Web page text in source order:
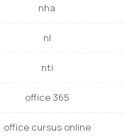
nha
nl
nti
office 365
office cursus online